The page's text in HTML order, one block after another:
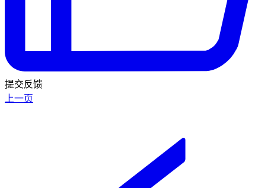
提交反馈
上一页